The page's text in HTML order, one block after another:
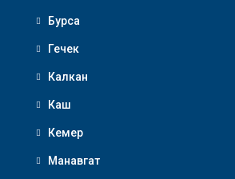
Бурса
Гечек
Калкан
Каш
Кемер
Манавгат